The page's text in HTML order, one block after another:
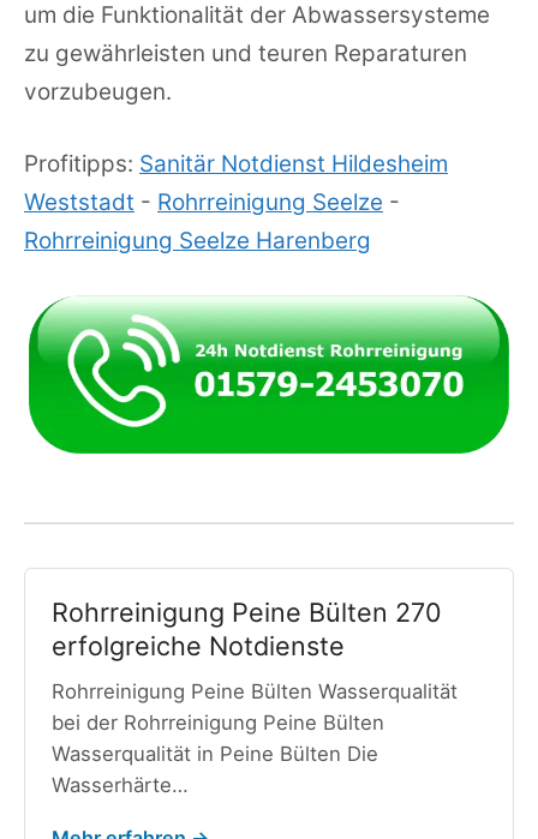
um die Funktionalität der Abwassersysteme
zu gewährleisten und teuren Reparaturen
vorzubeugen.
Profitipps: Sanitär Notdienst Hildesheim
Weststadt - Rohrreinigung Seelze -
Rohrreinigung Seelze Harenberg
Rohrreinigung Peine Bülten 270
erfolgreiche Notdienste
Rohrreinigung Peine Bülten Wasserqualität
bei der Rohrreinigung Peine Bülten
Wasserqualität in Peine Bülten Die
Wasserhärte…